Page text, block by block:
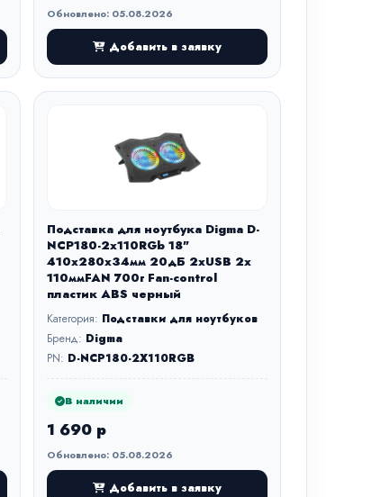
Обновлено: 05.08.2026
Добавить в заявку
Подставка для ноутбука Digma D-
NCP180-2x110RGb 18"
410x280x34мм 20дБ 2xUSB 2x
110ммFAN 700г Fan-control
пластик ABS черный
Категория: Подставки для ноутбуков
Бренд: Digma
PN: D-NCP180-2X110RGB
В наличии
1 690 р
Обновлено: 05.08.2026
Добавить в заявку